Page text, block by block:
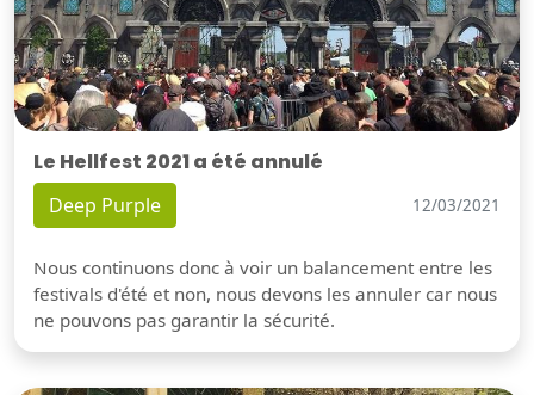
Le Hellfest 2021 a été annulé
Deep Purple 12/03/2021
Nous continuons donc à voir un balancement entre les
festivals d'été et non, nous devons les annuler car nous
ne pouvons pas garantir la sécurité.